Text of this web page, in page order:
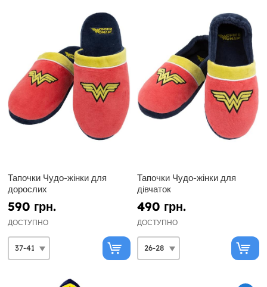
Тапочки Чудо-жінки для
дорослих
590 грн.
ДОСТУПНО
Тапочки Чудо-жінки для
дівчаток
490 грн.
ДОСТУПНО